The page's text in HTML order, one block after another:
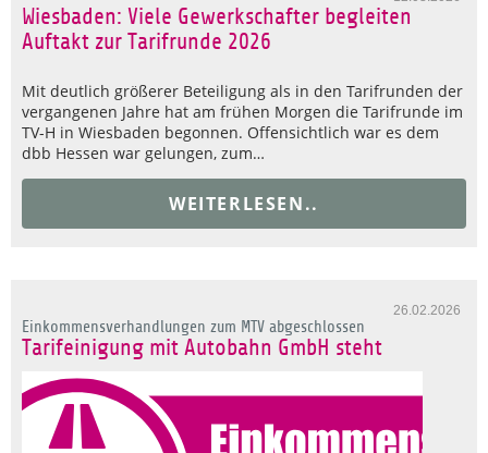
Wiesbaden: Viele Gewerkschafter begleiten
Auftakt zur Tarifrunde 2026
Mit deutlich größerer Beteiligung als in den Tarifrunden der
vergangenen Jahre hat am frühen Morgen die Tarifrunde im
TV-H in Wiesbaden begonnen. Offensichtlich war es dem
dbb Hessen war gelungen, zum…
WEITERLESEN..
26.02.2026
Einkommensverhandlungen zum MTV abgeschlossen
Tarifeinigung mit Autobahn GmbH steht